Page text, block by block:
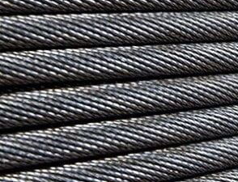
HW A2 halka 2 bacak
HW A3 halka 3 bacak
HW A4 halka 4 bacak
HW EG sonlama halkası
HW SGB pimli kanca
HW GHK pimli kanca
HW GHS pimli kanca
HW SGCS pimli kanca
HW AHG pimli emniyetli kanca